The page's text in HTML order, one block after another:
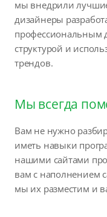
мы внедрили
дизайнеры
профессиональным
структурой и
трендов.
Мы всегда
Вам не нужно
иметь навыки
нашими сайтами
вам с наполнением
мы их разместим и